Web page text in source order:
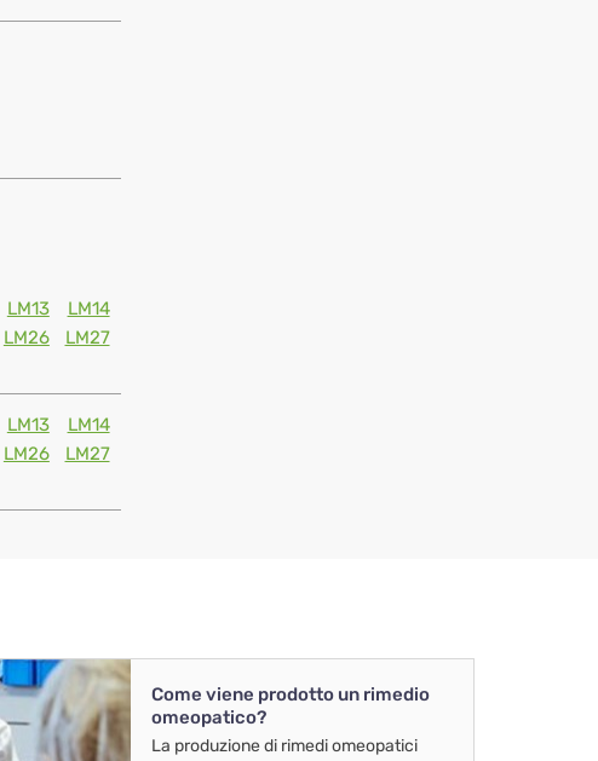
LM13
LM14
LM26
LM27
LM13
LM14
LM26
LM27
Come viene prodotto un rimedio
omeopatico?
La produzione di rimedi omeopatici